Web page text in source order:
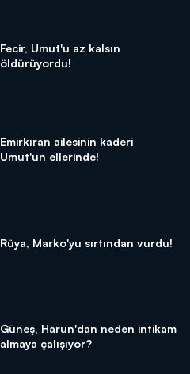
Fecir, Umut'u az kalsın
öldürüyordu!
Emirkıran ailesinin kaderi
Umut'un ellerinde!
Rüya, Marko'yu sırtından vurdu!
Güneş, Harun'dan neden intikam
almaya çalışıyor?